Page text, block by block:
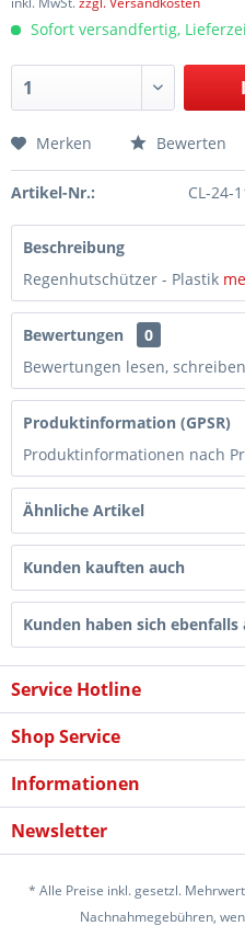
Sofort versandfertig,
Merken Bewerten
Artikel-Nr.: CL-24-
Beschreibung
Regenhutschützer - Plastik
Bewertungen
0
Bewertungen lesen,
Produktinformation (GPSR)
Produktinformationen nach
Ähnliche Artikel
Kunden kauften auch
Kunden haben sich ebenfalls
Service Hotline
Shop Service
Informationen
Newsletter
* Alle Preise inkl. gesetzl.
Nachnahmegebühren,